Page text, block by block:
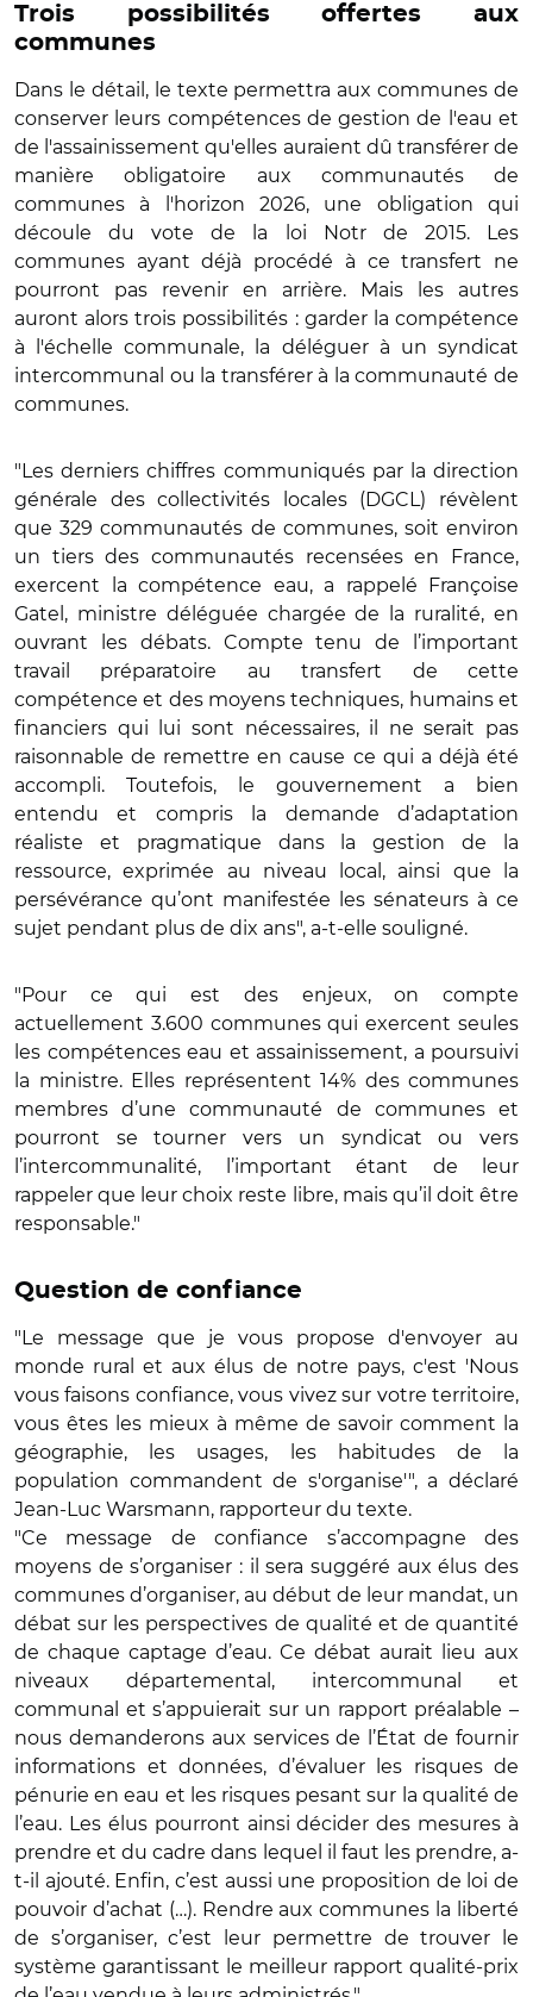
Trois possibilités offertes aux
communes
Dans le détail, le texte permettra aux communes de
conserver leurs compétences de gestion de l'eau et
de l'assainissement qu'elles auraient dû transférer de
manière obligatoire aux communautés de
communes à l'horizon 2026, une obligation qui
découle du vote de la loi Notr de 2015. Les
communes ayant déjà procédé à ce transfert ne
pourront pas revenir en arrière. Mais les autres
auront alors trois possibilités : garder la compétence
à l'échelle communale, la déléguer à un syndicat
intercommunal ou la transférer à la communauté de
communes.
"Les derniers chiffres communiqués par la direction
générale des collectivités locales (DGCL) révèlent
que 329 communautés de communes, soit environ
un tiers des communautés recensées en France,
exercent la compétence eau, a rappelé Françoise
Gatel, ministre déléguée chargée de la ruralité, en
ouvrant les débats. Compte tenu de l’important
travail préparatoire au transfert de cette
compétence et des moyens techniques, humains et
financiers qui lui sont nécessaires, il ne serait pas
raisonnable de remettre en cause ce qui a déjà été
accompli. Toutefois, le gouvernement a bien
entendu et compris la demande d’adaptation
réaliste et pragmatique dans la gestion de la
ressource, exprimée au niveau local, ainsi que la
persévérance qu’ont manifestée les sénateurs à ce
sujet pendant plus de dix ans", a-t-elle souligné.
"Pour ce qui est des enjeux, on compte
actuellement 3.600 communes qui exercent seules
les compétences eau et assainissement, a poursuivi
la ministre. Elles représentent 14% des communes
membres d’une communauté de communes et
pourront se tourner vers un syndicat ou vers
l’intercommunalité, l’important étant de leur
rappeler que leur choix reste libre, mais qu’il doit être
responsable."
Question de confiance
"Le message que je vous propose d'envoyer au
monde rural et aux élus de notre pays, c'est 'Nous
vous faisons confiance, vous vivez sur votre territoire,
vous êtes les mieux à même de savoir comment la
géographie, les usages, les habitudes de la
population commandent de s'organise'", a déclaré
Jean-Luc Warsmann, rapporteur du texte.
"Ce message de confiance s’accompagne des
moyens de s’organiser : il sera suggéré aux élus des
communes d’organiser, au début de leur mandat, un
débat sur les perspectives de qualité et de quantité
de chaque captage d’eau. Ce débat aurait lieu aux
niveaux départemental, intercommunal et
communal et s’appuierait sur un rapport préalable –
nous demanderons aux services de l’État de fournir
informations et données, d’évaluer les risques de
pénurie en eau et les risques pesant sur la qualité de
l’eau. Les élus pourront ainsi décider des mesures à
prendre et du cadre dans lequel il faut les prendre, a-
t-il ajouté. Enfin, c’est aussi une proposition de loi de
pouvoir d’achat (…). Rendre aux communes la liberté
de s’organiser, c’est leur permettre de trouver le
système garantissant le meilleur rapport qualité-prix